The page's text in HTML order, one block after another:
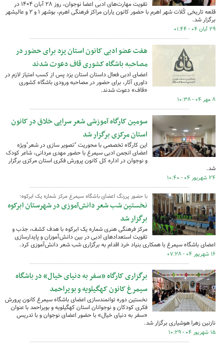
تقویت مهارت‌های ادبی اعضا نوجوان، روز ۲۸ آبان ۱۴۰۴ در
قلعه تاریخی کُلات شهر اهرم با حضور کانون یاران مراکز فرهنگی اهرم، بوشهر ۱ و ۲ و عالیشهر
برگزار شد.
۲۹ آبان ۰۴ - ۰۱:۴۴
هفت عضو ادبی کانون استان یزد برای حضور در
مصاحبه باشگاه کشوری قاف دعوت شدند
اعضای ادبی فعال داستان استان یزد پس از کسب امتیاز لازم در
داوری آثار، برای حضور در مصاحبه ورودی باشگاه کشوری
«قاف» دعوت شدند.
۸ مهر ۰۴ - ۱۰:۳۸
سومین کارگاه آموزشی شعر سرایی خلاق در کانون
استان مرکزی برگزار شد
این کارگاه تخصصی با محوریت "تصویر سازی در شعر"ویژه
اعضای انجمن ادبی سیمرغ با حضور مهدی مردانی، شاعر کودک
و نوجوان در اداره کل کانون پرورش فکری استان مرکزی برگزار
شد.
۲۴ شهریور ۰۴ - ۱۰:۴۰
با حضور پررنگ اعضای باشگاه سیمرغ مرکز شماره یک ابرکوه؛
نخستین شب شعر دانش‌آموزی در شهرستان ابرکوه
برگزار شد
مرکز فرهنگی هنری شماره یک ابرکوه با هدف کشف، جذب و
تقویت استعدادهای ادبی در بین دانش‌آموزان و پایدارسازی
اعضای باشگاه سیمرغ با همکاری بنیاد خرد اقدام به برگزاری شب شعر دانش‌آموزی کرد.
۱۶ شهریور ۰۴ - ۰۷:۲۸
برگزاری کارگاه «سفر به دنیای خیال» در باشگاه
سیمرغ کانون کهگیلویه و بویراحمد
نخستین دوره توانمندسازی اعضای باشگاه سیمرغ کانون پرورش
فکری کودکان و نوجوانان استان کهگیلویه و بویراحمد با عنوان
«سفر به دنیای خیال» با حضور اعضای نوجوان و با تدریس
نازنین زهرا هوشیاری برگزار شد.
۱۵ شهریور ۰۴ - ۱۰:۲۹